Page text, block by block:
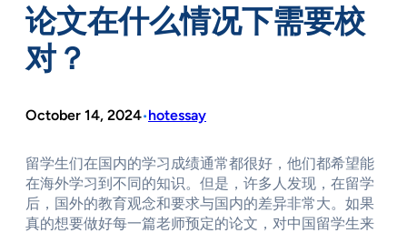
论文在什么情况下需要校
对？
October 14, 2024•hotessay
留学生们在国内的学习成绩通常都很好，他们都希望能
在海外学习到不同的知识。但是，许多人发现，在留学
后，国外的教育观念和要求与国内的差异非常大。如果
真的想要做好每一篇老师预定的论文，对中国留学生来